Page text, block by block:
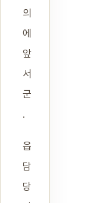
의
에
앞
서
군
.
읍
담
당